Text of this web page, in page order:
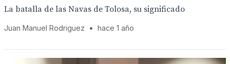
La batalla de las Navas de Tolosa, su significado
Juan Manuel Rodriguez • hace 1 año